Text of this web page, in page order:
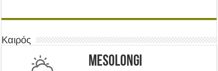
Καιρός
Mesolongi